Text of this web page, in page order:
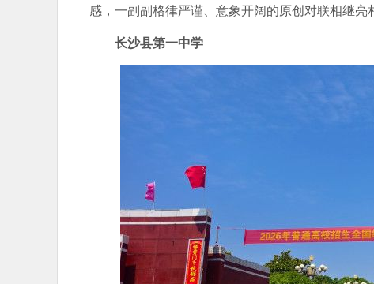
感，一副副格律严谨、意象开阔的原创对联相继亮
长沙县第一中学